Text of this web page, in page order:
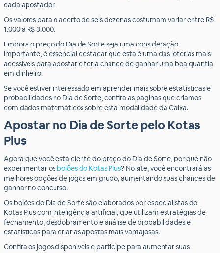
cada apostador.
Os valores para o acerto de seis dezenas costumam variar entre R$
1.000 a R$ 3.000.
Embora o preço do Dia de Sorte seja uma consideração
importante, é essencial destacar que esta é uma das loterias mais
acessíveis para apostar e ter a chance de ganhar uma boa quantia
em dinheiro.
Se você estiver interessado em aprender mais sobre estatísticas e
probabilidades no Dia de Sorte, confira as páginas que criamos
com dados matemáticos sobre esta modalidade da Caixa.
Apostar no Dia de Sorte pelo Kotas
Plus
Agora que você está ciente do preço do Dia de Sorte, por que não
experimentar os bolões do Kotas Plus? No site, você encontrará as
melhores opções de jogos em grupo, aumentando suas chances de
ganhar no concurso.
Os bolões do Dia de Sorte são elaborados por especialistas do
Kotas Plus com inteligência artificial, que utilizam estratégias de
fechamento, desdobramento e análise de probabilidades e
estatísticas para criar as apostas mais vantajosas.
Confira os jogos disponíveis e participe para aumentar suas